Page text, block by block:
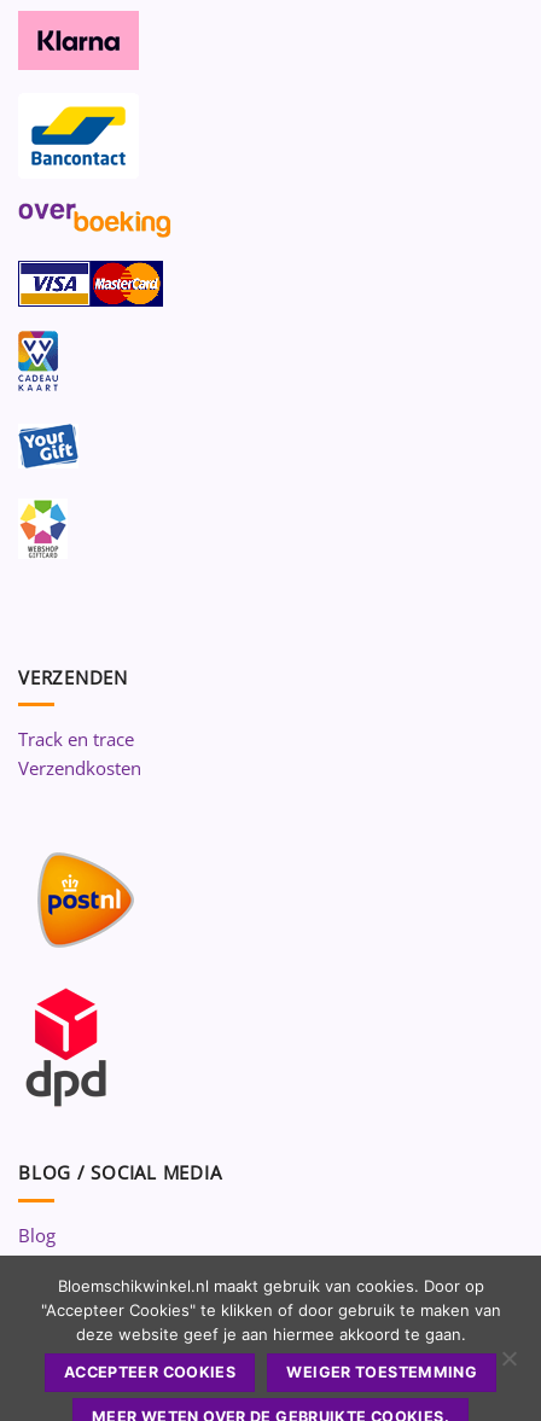
VERZENDEN
Track en trace
Verzendkosten
BLOG / SOCIAL MEDIA
Blog
Volg ons op:
Bloemschikwinkel.nl maakt gebruik van cookies. Door op
"Accepteer Cookies" te klikken of door gebruik te maken van
deze website geef je aan hiermee akkoord te gaan.
ACCEPTEER COOKIES WEIGER TOESTEMMING
MEER WETEN OVER DE GEBRUIKTE COOKIES.